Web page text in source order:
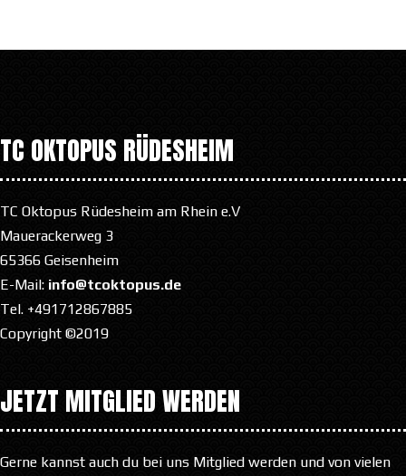
TC OKTOPUS RÜDESHEIM
TC Oktopus Rüdesheim am Rhein e.V
Mauerackerweg 3
65366 Geisenheim
E-Mail: info@tcoktopus.de
Tel. +491712867885
Copyright ©2019
JETZT MITGLIED WERDEN
Gerne kannst auch du bei uns Mitglied werden und von vielen